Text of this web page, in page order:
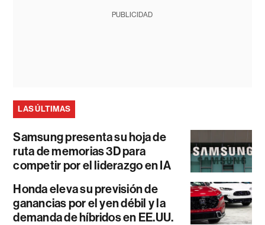
PUBLICIDAD
LAS ÚLTIMAS
Samsung presenta su hoja de
ruta de memorias 3D para
competir por el liderazgo en IA
Honda eleva su previsión de
ganancias por el yen débil y la
demanda de híbridos en EE.UU.